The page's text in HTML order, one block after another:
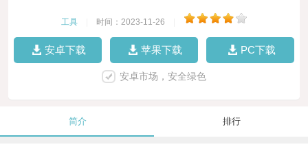
工具 时间：2023-11-26
安卓下载 苹果下载 PC下载
安卓市场，安全绿色
简介 排行